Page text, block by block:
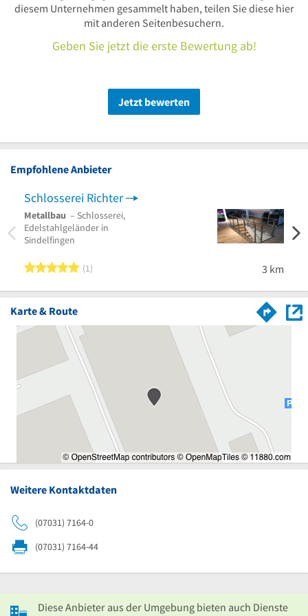
diesem Unternehmen gesammelt haben, teilen Sie diese hier
mit anderen Seitenbesuchern.
Geben Sie jetzt die erste Bewertung ab!
Jetzt bewerten
Empfohlene Anbieter
Schlosserei Richter
Metallbau – Schlosserei,
Edelstahlgeländer in
Sindelfingen
5 von 5 Sternen
1 3 km
Karte & Route
Weitere Kontaktdaten
(07031) 7164-0
(07031) 7164-44
Diese Anbieter aus der Umgebung bieten auch Dienste